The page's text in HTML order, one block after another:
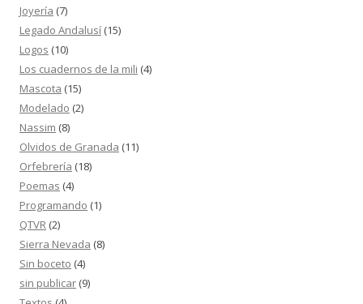
Joyería (7)
Legado Andalusí (15)
Logos (10)
Los cuadernos de la mili (4)
Mascota (15)
Modelado (2)
Nassim (8)
Olvidos de Granada (11)
Orfebrería (18)
Poemas (4)
Programando (1)
QTVR (2)
Sierra Nevada (8)
Sin boceto (4)
sin publicar (9)